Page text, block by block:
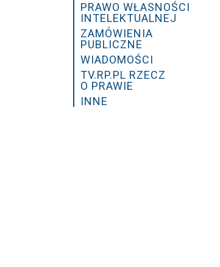
PRAWO WŁASNOŚCI
INTELEKTUALNEJ
ZAMÓWIENIA
PUBLICZNE
WIADOMOŚCI
TV.RP.PL RZECZ
O PRAWIE
INNE